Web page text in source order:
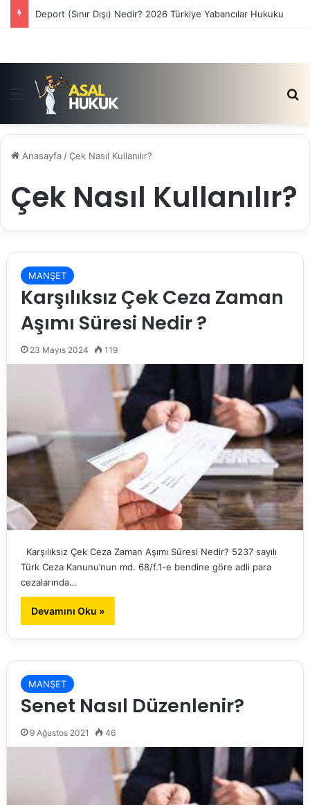
Deport (Sınır Dışı) Nedir? 2026 Türkiye Yabancılar Hukuku
Menü
Anasayfa /Çek Nasıl Kullanılır?
Çek Nasıl Kullanılır?
MANŞET
Karşılıksız Çek Ceza Zaman
Aşımı Süresi Nedir ?
23 Mayıs 2024 119
Karşılıksız Çek Ceza Zaman Aşımı Süresi Nedir? 5237 sayılı
Türk Ceza Kanunu’nun md. 68/f.1-e bendine göre adli para
cezalarında…
Devamını Oku »
MANŞET
Senet Nasıl Düzenlenir?
9 Ağustos 2021 46